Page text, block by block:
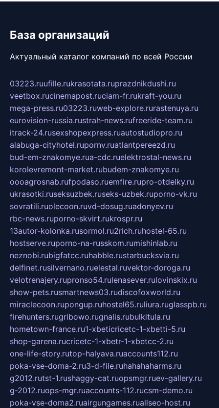
База организаций
Актуальный каталог компаний по всей России
03223.ruufille.rukrasotata.ruprazdnikdushi.ru
veetbox.rucinemapost.ruciam-fr.rukraft-you.ru
mega-press.ru03223.ruweb-explore.rurastenuya.ru
eurovision-russia.rustrah-news.rufreeride-team.ru
itrack-24.rusexshopexpress.ruautostudiopro.ru
alabuga-cityhotel.rupornv.ruatlantpereezd.ru
bud-em-znakomye.rua-cdc.ruelektrostal-news.ru
korolevremont-market.rubudem-znakomye.ru
oooagrosnab.rufpodaso.ruemfire.rupro-otdelky.ru
ukrasotki.ruseksuzbek.ruseks-uzbek.ruporno-vk.ru
sovratili.ruolecoon.ruvd-dosug.ruadonyev.ru
rbc-news.ruporno-skvirt.rukrospr.ru
13autor-kolonka.rusormol.ru2rich.ruhostel-65.ru
hostserve.ruporno-na-russkom.rumishinlab.ru
neznobi.rubigfatcc.ruhabble.rustarbucksvia.ru
delfinet.rusilvernano.ruelestal.ruvektor-doroga.ru
velotrenajery.rupronso54.rulenasever.rulovinskix.ru
show-pets.rusmartnews03.rudiscofoxworld.ru
miraclecoon.rupongup.ruhostel65.ruliura.ruglasspb.ru
firehunters.rugribowo.rugnalis.rubulkitula.ru
hometown-france.ru1-xbeticricetc-1-xbetti-5.ru
shop-garena.rucricetc-1-xbetr-1-xbetcc-2.ru
one-life-story.rutop-halyava.ruaccounts112.ru
poka-vse-doma-2.ru3-d-file.ruhahahaharms.ru
g2012.rutst-1.rushaggy-cat.ruopsmgr.ruev-gallery.ru
g-2012.ruops-mgr.ruaccounts-112.rucsm-demo.ru
poka-vse-doma2.ruairgungames.ruallseo-host.ru